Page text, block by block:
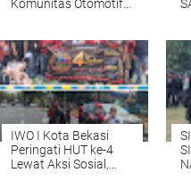
Komunitas Otomotif
Tangerang
IWO I Kota Bekasi
Peringati HUT ke-4
Lewat Aksi Sosial,